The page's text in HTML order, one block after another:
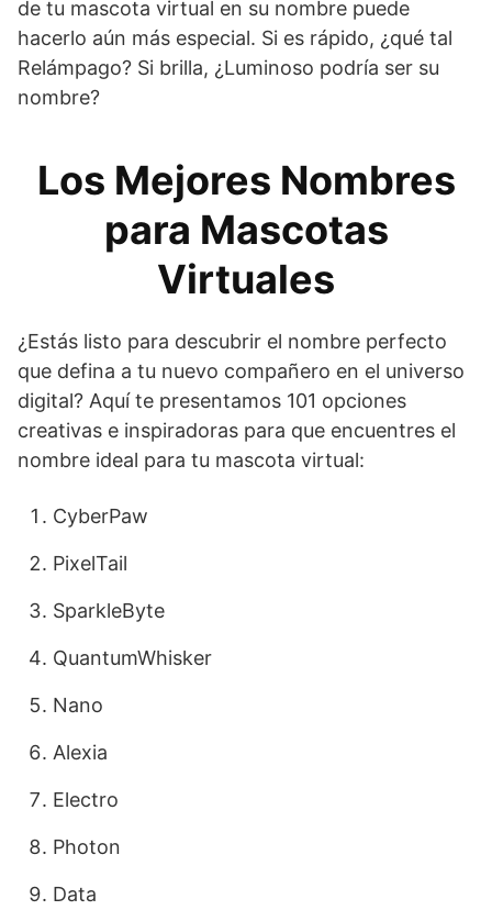
de tu mascota virtual en su nombre puede
hacerlo aún más especial. Si es rápido, ¿qué tal
Relámpago? Si brilla, ¿Luminoso podría ser su
nombre?
Los Mejores Nombres
para Mascotas
Virtuales
¿Estás listo para descubrir el nombre perfecto
que defina a tu nuevo compañero en el universo
digital? Aquí te presentamos 101 opciones
creativas e inspiradoras para que encuentres el
nombre ideal para tu mascota virtual:
CyberPaw
PixelTail
SparkleByte
QuantumWhisker
Nano
Alexia
Electro
Photon
Data